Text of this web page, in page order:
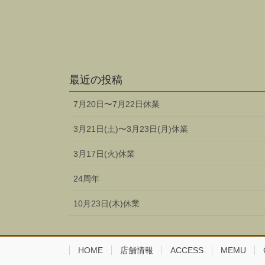
最近の投稿
7月20日〜7月22日休業
3月21日(土)〜3月23日(月)休業
3月17日(火)休業
24周年
10月23日(木)休業
HOME 店舗情報 ACCESS MEMU